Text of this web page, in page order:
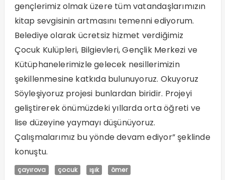
gençlerimiz olmak üzere tüm vatandaşlarımızın
kitap sevgisinin artmasını temenni ediyorum.
Belediye olarak ücretsiz hizmet verdiğimiz
Çocuk Kulüpleri, Bilgievleri, Gençlik Merkezi ve
Kütüphanelerimizle gelecek nesillerimizin
şekillenmesine katkıda bulunuyoruz. Okuyoruz
Söyleşiyoruz projesi bunlardan biridir. Projeyi
geliştirerek önümüzdeki yıllarda orta öğreti ve
lise düzeyine yaymayı düşünüyoruz.
Çalışmalarımız bu yönde devam ediyor” şeklinde
konuştu.
çayırova çocuk ışık ömer